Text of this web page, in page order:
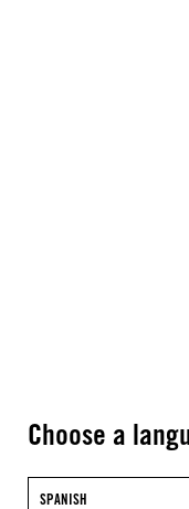
Choose a
SPANISH